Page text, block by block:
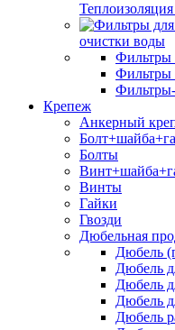
очистки воды
Фильтры
Фильтры
Крепеж
Анкерный
Болты
Винты
Гайки
Гвозди
Дюбельная
Дюбель
Дюбель
Дюбель
Дюбель
Дюбель